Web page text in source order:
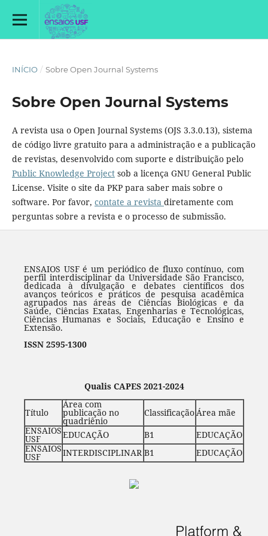
INÍCIO / Sobre Open Journal Systems
Sobre Open Journal Systems
A revista usa o Open Journal Systems (OJS 3.3.0.13), sistema
de código livre gratuito para a administração e a publicação
de revistas, desenvolvido com suporte e distribuição pelo
Public Knowledge Projectsob a licença GNU General Public
License. Visite o site da PKP para saber mais sobre o
software. Por favor, contate a revista diretamente com
perguntas sobre a revista e o processo de submissão.
ENSAIOS USF é um periódico de fluxo contínuo, com
perfil interdisciplinar da Universidade São Francisco,
dedicada à divulgação e debates científicos dos
avanços teóricos e práticos de pesquisa acadêmica
agrupados nas áreas de Ciências Biológicas e da
Saúde, Ciências Exatas, Engenharias e Tecnológicas,
Ciências Humanas e Sociais, Educação e Ensino e
Extensão.
ISSN 2595-1300
Qualis CAPES 2021-2024
Título
Área com
publicação no
quadriênio
ClassificaçãoÁrea mãe
ENSAIOS
USF EDUCAÇÃO B1
EDUCAÇÃO
ENSAIOS
USF INTERDISCIPLINAR B1 EDUCAÇÃO